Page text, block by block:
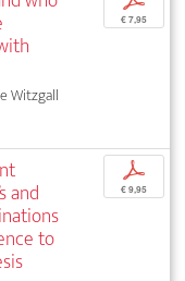
Witzgall
€ 7,95
and
to
p
€ 9,95